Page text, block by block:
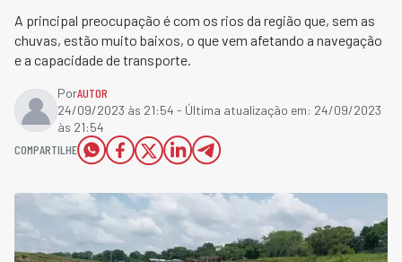
A principal preocupação é com os rios da região que, sem as
chuvas, estão muito baixos, o que vem afetando a navegação
e a capacidade de transporte.
PorAUTOR
24/09/2023 às 21:54 - Última atualização em: 24/09/2023
às 21:54
COMPARTILHE